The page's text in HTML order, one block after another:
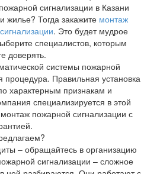
сигнализации в Казани
жилье? Тогда закажите монтаж
. Это будет мудрое
специалистов, которым
доверять.
системы пожарной
процедура. Правильная установка
характерным признакам и
специализируется в этой
пожарной сигнализации с
– обращайтесь в организацию
сигнализации – сложное